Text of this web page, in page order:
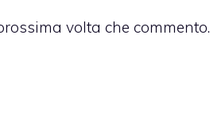
volta che commento.